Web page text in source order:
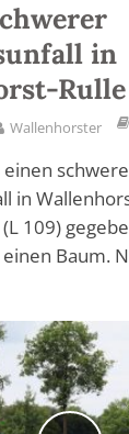
in
Rulle
Wallenhorster
in
109)
Baum.